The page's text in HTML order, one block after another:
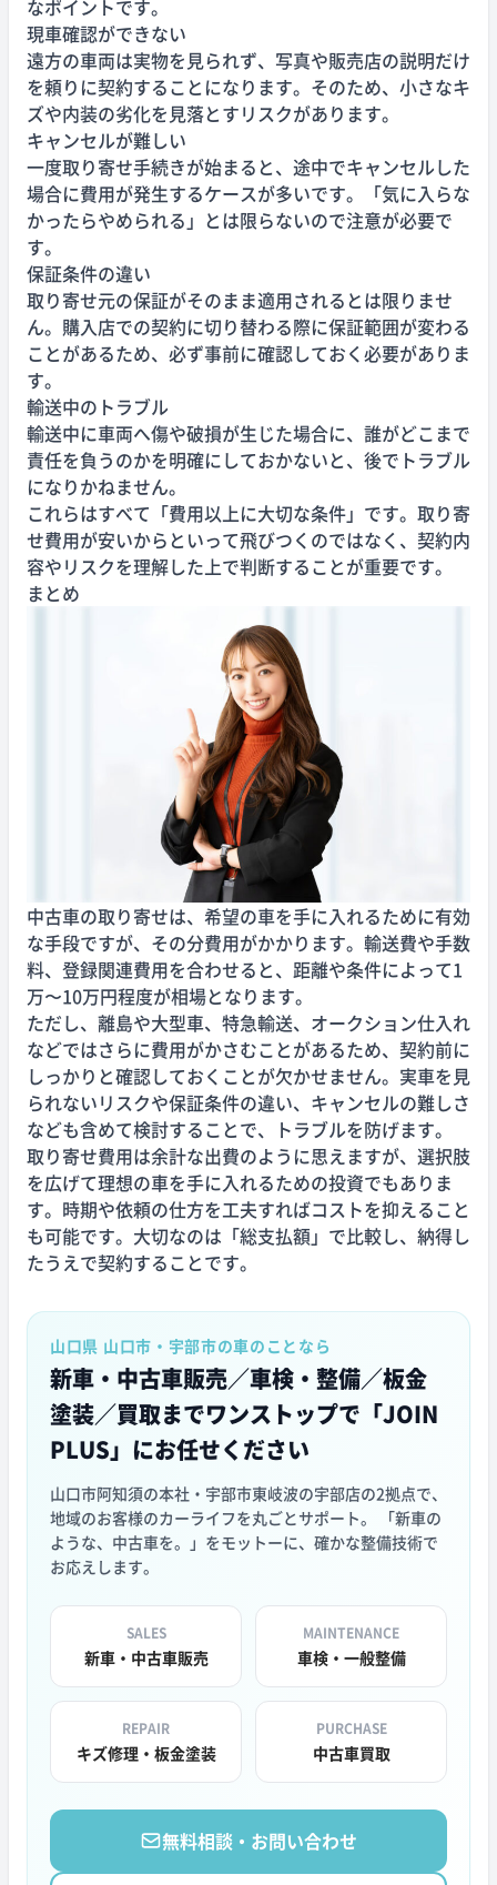
なポイントです。
現車確認ができない
遠方の車両は実物を見られず、写真や販売店の説明だけ
を頼りに契約することになります。そのため、小さなキ
ズや内装の劣化を見落とすリスクがあります。
キャンセルが難しい
一度取り寄せ手続きが始まると、途中でキャンセルした
場合に費用が発生するケースが多いです。「気に入らな
かったらやめられる」とは限らないので注意が必要で
す。
保証条件の違い
取り寄せ元の保証がそのまま適用されるとは限りませ
ん。購入店での契約に切り替わる際に保証範囲が変わる
ことがあるため、必ず事前に確認しておく必要がありま
す。
輸送中のトラブル
輸送中に車両へ傷や破損が生じた場合に、誰がどこまで
責任を負うのかを明確にしておかないと、後でトラブル
になりかねません。
これらはすべて「費用以上に大切な条件」です。取り寄
せ費用が安いからといって飛びつくのではなく、契約内
容やリスクを理解した上で判断することが重要です。
まとめ
中古車の取り寄せは、希望の車を手に入れるために有効
な手段ですが、その分費用がかかります。輸送費や手数
料、登録関連費用を合わせると、距離や条件によって1
万〜10万円程度が相場となります。
ただし、離島や大型車、特急輸送、オークション仕入れ
などではさらに費用がかさむことがあるため、契約前に
しっかりと確認しておくことが欠かせません。実車を見
られないリスクや保証条件の違い、キャンセルの難しさ
なども含めて検討することで、トラブルを防げます。
取り寄せ費用は余計な出費のように思えますが、選択肢
を広げて理想の車を手に入れるための投資でもありま
す。時期や依頼の仕方を工夫すればコストを抑えること
も可能です。大切なのは「総支払額」で比較し、納得し
たうえで契約することです。
山口県 山口市・宇部市の車のことなら
新車・中古車販売／車検・整備／板金
塗装／買取までワンストップで「JOIN
PLUS」にお任せください
山口市阿知須の本社・宇部市東岐波の宇部店の2拠点で、
地域のお客様のカーライフを丸ごとサポート。 「新車の
ような、中古車を。」をモットーに、確かな整備技術で
お応えします。
SALES
新車・中古車販売
MAINTENANCE
車検・一般整備
REPAIR
キズ修理・板金塗装
PURCHASE
中古車買取
無料相談・お問い合わせ